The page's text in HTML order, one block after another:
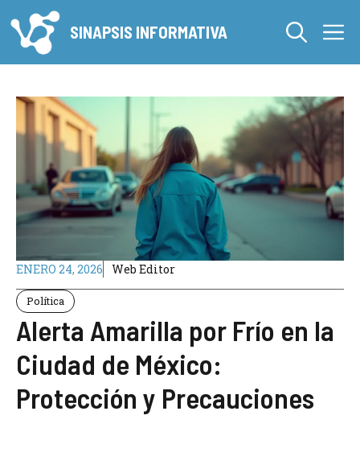
al
contenido
SINAPSIS INFORMATIVA
ENERO 24, 2026 Web Editor
Política
Alerta Amarilla por Frío en la
Ciudad de México:
Protección y Precauciones